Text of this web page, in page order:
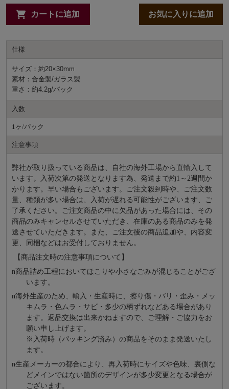
カートに追加 お気に入りに追加
仕様
サイズ：約20×30mm
素材：合金製/ガラス製
重さ：約4.2g/パック
入数
1ヶ/パック
注意事項
弊社が取り扱っている商品は、自社の海外工場から直輸入して
います。入荷次第の発送となります為、発送まで約1～2週間か
かります。早い場合もございます。ご注文殺到時や、ご注文数
量、種類が多い場合は、入荷が遅れる可能性がございます、ご
了承ください。ご注文商品の中に欠品があった場合には、その
商品のみキャンセルさせていただき、在庫のある商品のみを発
送させていただきます。また、ご注文後の商品追加や、内容変
更、同梱などはお受付しておりません。
【商品注文時の注意事項について】
n商品詰め⼯程においてほこりや⼩さなごみが混じることがござ
います。
n海外⽣産のため、輸⼊・⽣産時に、擦り傷・バリ・歪み・メッ
キムラ・色ムラ・サビ・多少の柄ずれなどある場合があり
ます。返品交換は出来かねますので、ご理解・ご協⼒をお
願い申し上げます。
※⼊荷時（パッキング済み）の商品をそのまま発送いたし
ます。
n⽣産メーカーの都合により、再⼊荷時にサイズや⾊味、裏側な
どメインではない箇所のデザインが多少変更となる場合が
ございます。